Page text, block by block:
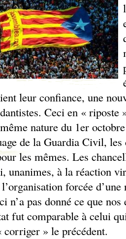
leur confiance, une
Ceci en « riposte
nature du 1er
de la Guardia Civil, les
les mêmes. Les
unanimes, à la réaction
forcée
n’a pas donné ce que
fut comparable à celui
corriger » le précédent.